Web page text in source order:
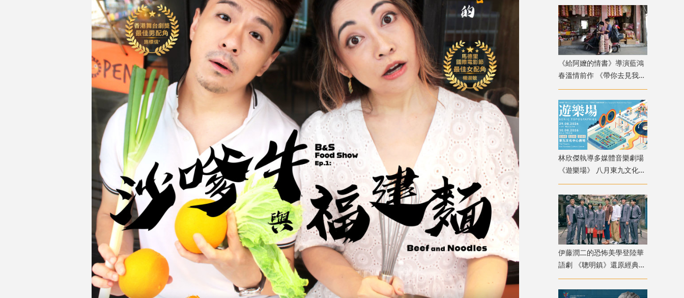
《給阿嬤的情書》導演藍鴻
春溫情前作 《帶你去見我
媽》暖心上映
林欣傑執導多媒體音樂劇場
《遊樂場》 八月東九文化中
心上演
伊藤潤二的恐怖美學登陸華
語劇 《聰明鎮》還原經典角
色卻掀兩極評價